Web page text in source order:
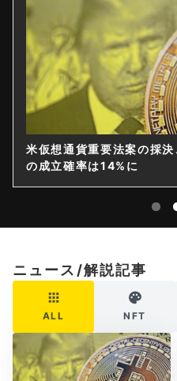
米仮想通貨重要法案の採
の成立確率は14%に
ニュース/解説記事
ALL NFT